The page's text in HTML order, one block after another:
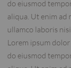
do eiusmod
aliqua. Ut enim ad
ullamco laboris
Lorem ipsum
do eiusmod